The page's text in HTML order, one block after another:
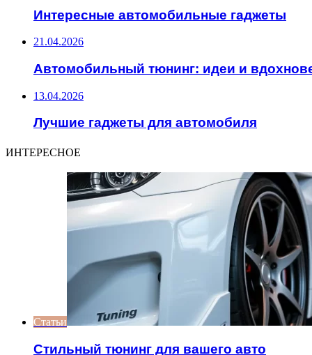
Интересные автомобильные гаджеты
21.04.2026
Автомобильный тюнинг: идеи и
13.04.2026
Лучшие гаджеты для автомобиля
ИНТЕРЕСНОЕ
Статьи
Стильный тюнинг для вашего авто